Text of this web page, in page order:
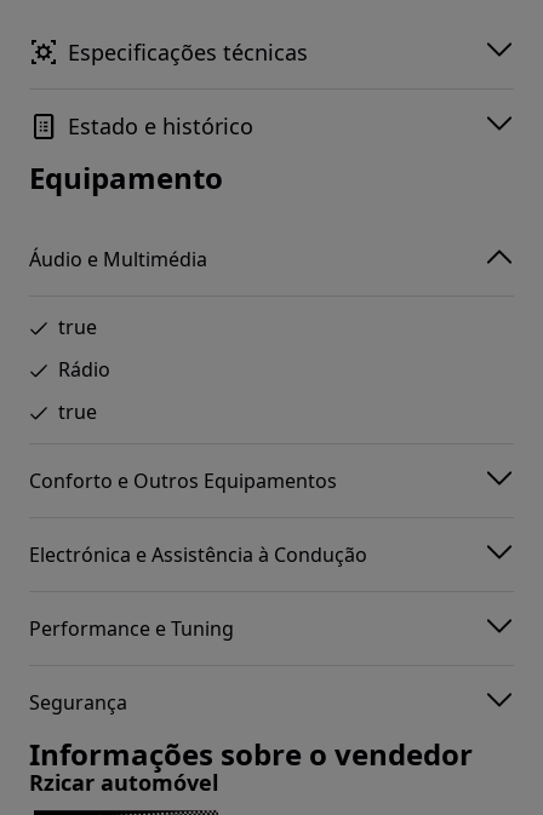
Especificações técnicas
Estado e histórico
Equipamento
Áudio e Multimédia
true
Rádio
true
Conforto e Outros Equipamentos
Electrónica e Assistência à Condução
Performance e Tuning
Segurança
Informações sobre o vendedor
Rzicar automóvel